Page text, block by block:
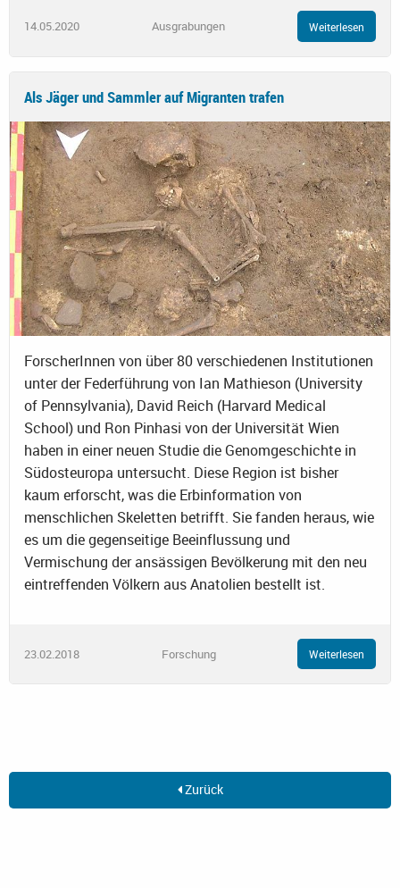
14.05.2020 Ausgrabungen Weiterlesen
Als Jäger und Sammler auf Migranten trafen
ForscherInnen von über 80 verschiedenen Institutionen
unter der Federführung von Ian Mathieson (University
of Pennsylvania), David Reich (Harvard Medical
School) und Ron Pinhasi von der Universität Wien
haben in einer neuen Studie die Genomgeschichte in
Südosteuropa untersucht. Diese Region ist bisher
kaum erforscht, was die Erbinformation von
menschlichen Skeletten betrifft. Sie fanden heraus, wie
es um die gegenseitige Beeinflussung und
Vermischung der ansässigen Bevölkerung mit den neu
eintreffenden Völkern aus Anatolien bestellt ist.
23.02.2018 Forschung Weiterlesen
Zurück